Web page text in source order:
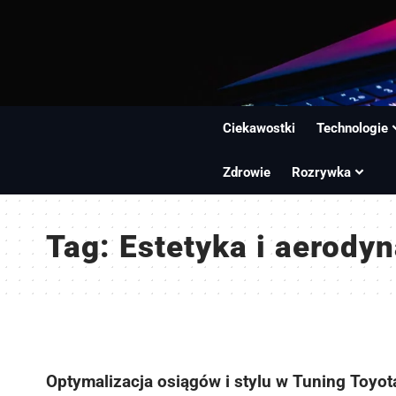
Ciekawostki Technologie
Zdrowie Rozrywka
Tag:Estetyka i
Optymalizacja osiągów i stylu w Tuning